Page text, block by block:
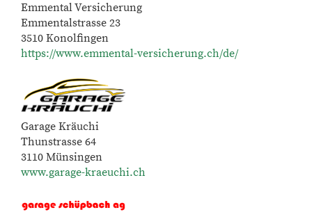
Emmental Versicherung
Emmentalstrasse 23
3510 Konolfingen
https://www.emmental-versicherung.ch/de/
Garage Kräuchi
Thunstrasse 64
3110 Münsingen
www.garage-kraeuchi.ch